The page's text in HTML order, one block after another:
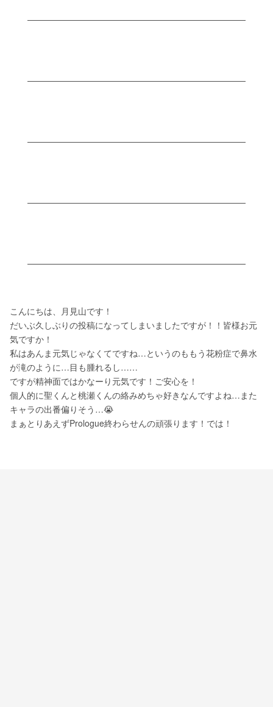
こんにちは、月見山です！
だいぶ久しぶりの投稿になってしまいましたですが！！皆様お元
気ですか！
私はあんま元気じゃなくてですね…というのももう花粉症で鼻水
が滝のように…目も腫れるし……
ですが精神面ではかなーり元気です！ご安心を！
個人的に聖くんと桃瀬くんの絡みめちゃ好きなんですよね…また
キャラの出番偏りそう…😭
まぁとりあえずPrologue終わらせんの頑張ります！では！